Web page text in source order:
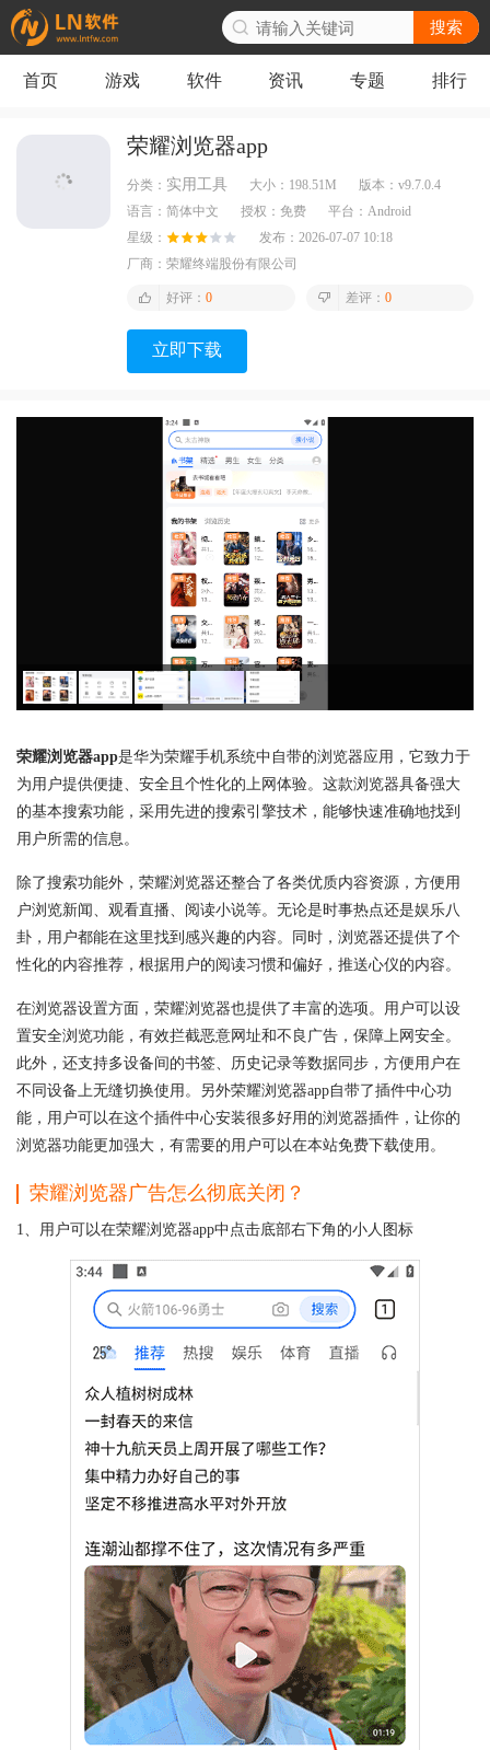
搜索
首页 游戏 软件 资讯 专题 排行
荣耀浏览器app
分类： 实用工具 大小： 198.51M 版本： v9.7.0.4
语言： 简体中文 授权： 免费 平台： Android
星级：
发布： 2026-07-07 10:18
厂商： 荣耀终端股份有限公司
好评： 0 差评： 0
立即下载
荣耀浏览器app是华为荣耀手机系统中自带的浏览器应用，它致力于
为用户提供便捷、安全且个性化的上网体验。这款浏览器具备强大
的基本搜索功能，采用先进的搜索引擎技术，能够快速准确地找到
用户所需的信息。
除了搜索功能外，荣耀浏览器还整合了各类优质内容资源，方便用
户浏览新闻、观看直播、阅读小说等。无论是时事热点还是娱乐八
卦，用户都能在这里找到感兴趣的内容。同时，浏览器还提供了个
性化的内容推荐，根据用户的阅读习惯和偏好，推送心仪的内容。
在浏览器设置方面，荣耀浏览器也提供了丰富的选项。用户可以设
置安全浏览功能，有效拦截恶意网址和不良广告，保障上网安全。
此外，还支持多设备间的书签、历史记录等数据同步，方便用户在
不同设备上无缝切换使用。另外荣耀浏览器app自带了插件中心功
能，用户可以在这个插件中心安装很多好用的浏览器插件，让你的
浏览器功能更加强大，有需要的用户可以在本站免费下载使用。
荣耀浏览器广告怎么彻底关闭？
1、用户可以在荣耀浏览器app中点击底部右下角的小人图标